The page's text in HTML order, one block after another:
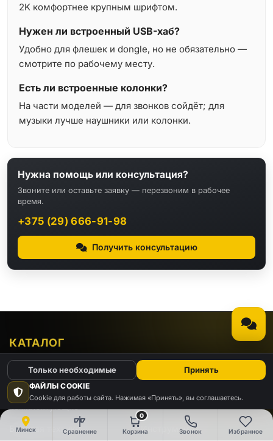
Минск Сравнение
0
Корзина Звонок Избранное
2K комфортнее крупным шрифтом.
Нужен ли встроенный USB-хаб?
Удобно для флешек и dongle, но не обязательно —
смотрите по рабочему месту.
Есть ли встроенные колонки?
На части моделей — для звонков сойдёт; для
музыки лучше наушники или колонки.
Нужна помощь или консультация?
Звоните или оставьте заявку — перезвоним в рабочее
время.
+375 (29) 666-91-98
Получить консультацию
КАТАЛОГ
Видео
Компьютеры и
комплектующие
Электроника
Бытовая техника Инструменты
ФАЙЛЫ COOKIE
Cookie для работы сайта. Нажимая «Принять», вы соглашаетесь.
Только необходимые Принять